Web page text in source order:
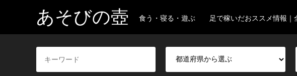
あそびの壺 食う・寝る・遊ぶ 足で稼いだおススメ情報｜